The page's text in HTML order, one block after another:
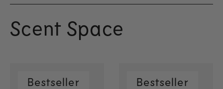
Scent Space
Bestseller Bestseller